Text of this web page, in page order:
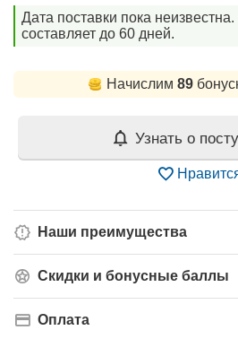
Дата поставки пока
составляет до 60 дней.
Начислим 89
Узнать о
Наши преимущества
Скидки и бонусные баллы
Оплата